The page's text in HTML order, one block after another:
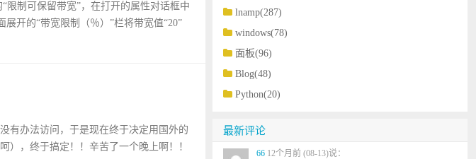
制可保留带宽”，在打开的属性对话框中
开的“带宽限制（％）”栏将带宽值“20”
有办法访问，于是现在终于决定用国外的
），终于搞定！！辛苦了一个晚上啊！！
lnamp(287)
windows(78)
面板(96)
Blog(48)
Python(20)
最新评论
66 12个月前 (08-13)说：